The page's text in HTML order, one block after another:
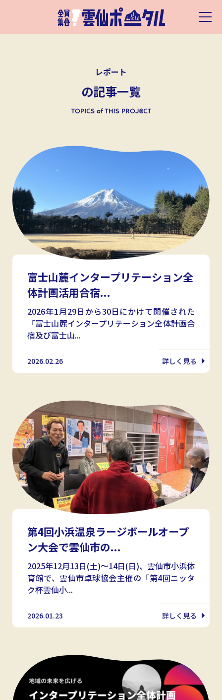
レポート
の記事一覧
富士山麓インタープリテーション全
体計画活用合宿...
2026年1月29日から30日にかけて開催された
「富士山麓インタープリテーション全体計画合
宿及び富士山...
2026.02.26 詳しく見る
第4回小浜温泉ラージボールオープ
ン大会で雲仙市の...
2025年12月13日(土)〜14日(日)、雲仙市小浜体
育館で、雲仙市卓球協会主催の「第4回ニッタ
ク杯雲仙小...
2026.01.23 詳しく見る